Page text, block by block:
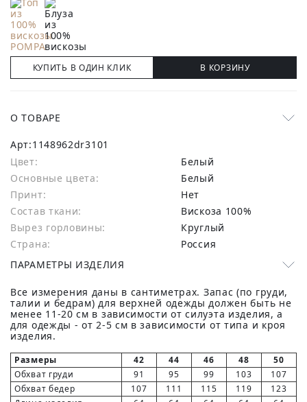
КУПИТЬ В ОДИН КЛИК В КОРЗИНУ
О ТОВАРЕ
Арт:1148962dr3101
Цвет:
Белый
Основные цвета:
белый
Принт:
Нет
Состав ткани:
вискоза 100%
Вырез горловины:
Круглый
Страна:
Россия
ПАРАМЕТРЫ ИЗДЕЛИЯ
Все измерения даны в сантиметрах. Запас (по груди,
талии и бедрам) для верхней одежды должен быть не
менее 11-20 см в зависимости от силуэта изделия, а
для одежды - от 2-5 см в зависимости от типа и кроя
изделия.
Размеры 42 44 46 48
50
Обхват груди
91 95 99 103
107
Обхват бедер
107 111 115 119
123